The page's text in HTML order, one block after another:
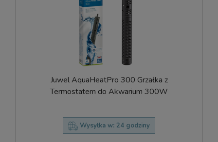
Juwel AquaHeatPro 300 Grzałka z
Termostatem do Akwarium 300W
Wysyłka w: 24 godziny